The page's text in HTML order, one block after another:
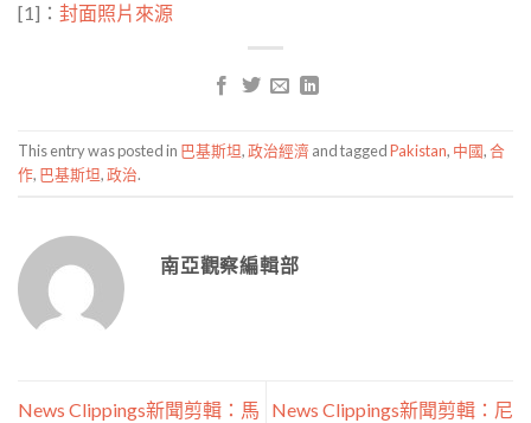
[1]： 封面照片來源
This entry was posted in 巴基斯坦,政治經濟 and taggedPakistan, 中國,合
作, 巴基斯坦,政治.
南亞觀察編輯部
News Clippings新聞剪輯：馬
News Clippings新聞剪輯：尼